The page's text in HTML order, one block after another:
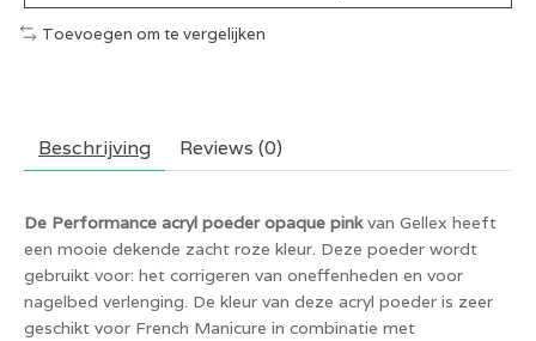
Toevoegen om te vergelijken
Beschrijving Reviews (0)
De Performance acryl poeder opaque pink​van Gellex heeft
een mooie dekende zacht roze kleur. Deze poeder wordt
gebruikt voor: het corrigeren van oneffenheden en voor
nagelbed verlenging. De kleur van deze acryl poeder is zeer
geschikt voor French Manicure in combinatie met